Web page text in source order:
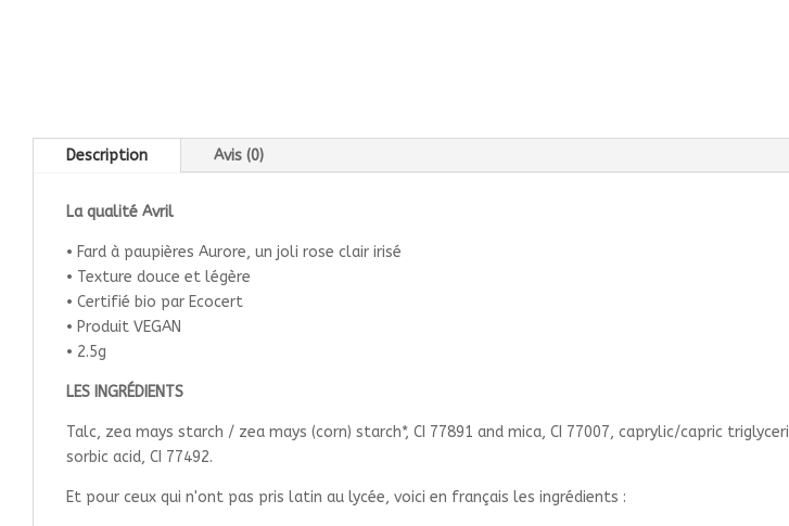
Description Avis (0)
La qualité Avril
• Fard à paupières Aurore, un joli rose clair irisé
• Texture douce et légère
• Certifié bio par Ecocert
• Produit VEGAN
• 2.5g
LES INGRÉDIENTS
Talc, zea mays starch / zea mays (corn) starch*, CI 77891 and mica, CI 77007, caprylic/capric
sorbic acid, CI 77492.
Et pour ceux qui n'ont pas pris latin au lycée, voici en français les ingrédients :